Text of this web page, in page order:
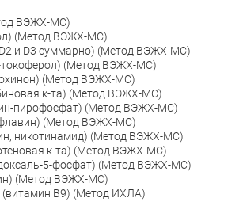
ВЭЖХ-МС)
(Метод ВЭЖХ-МС)
и D3 суммарно) (Метод ВЭЖХ-МС)
(Метод ВЭЖХ-МС)
(Метод ВЭЖХ-МС)
к-та) (Метод ВЭЖХ-МС)
пирофосфат) (Метод ВЭЖХ-МС)
(Метод ВЭЖХ-МС)
никотинамид) (Метод ВЭЖХ-МС)
к-та) (Метод ВЭЖХ-МС)
5-фосфат) (Метод ВЭЖХ-МС)
(Метод ВЭЖХ-МС)
(витамин В9) (Метод ИХЛА)